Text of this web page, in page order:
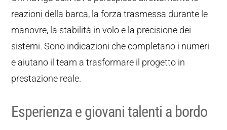
reazioni della barca, la forza trasmessa durante le
manovre, la stabilità in volo e la precisione dei
sistemi. Sono indicazioni che completano i numeri
e aiutano il team a trasformare il progetto in
prestazione reale.
Esperienza e giovani talenti a bordo